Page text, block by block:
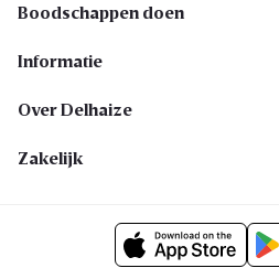
Boodschappen doen
Informatie
Over Delhaize
Zakelijk